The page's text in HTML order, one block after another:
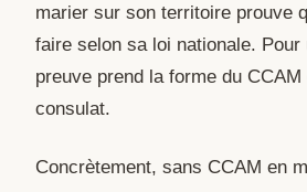
marier sur son territoire prouve
faire selon sa loi nationale.
preuve prend la forme du
consulat.
Concrètement, sans CCAM en